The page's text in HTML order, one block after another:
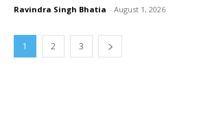
Ravindra Singh Bhatia - August 1, 2026
1 2 3